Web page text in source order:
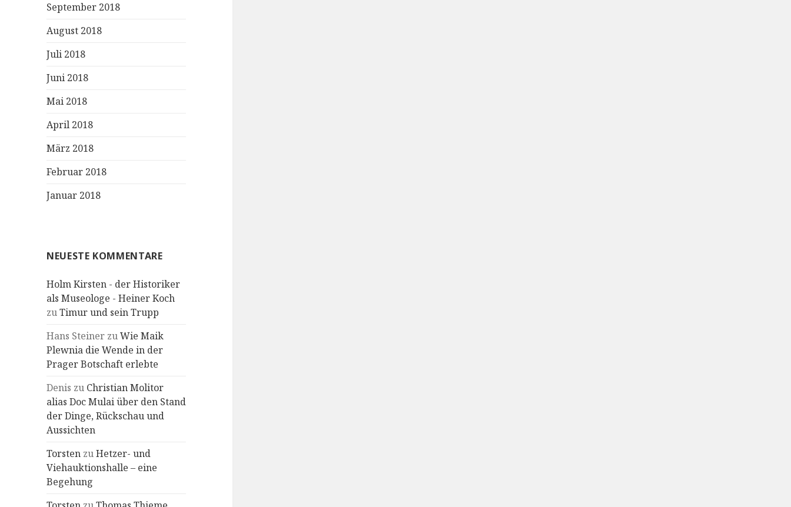
September 2018
August 2018
Juli 2018
Juni 2018
Mai 2018
April 2018
März 2018
Februar 2018
Januar 2018
NEUESTE KOMMENTARE
Holm Kirsten - der Historiker
als Museologe - Heiner Koch
zuTimur und sein Trupp
Hans Steiner zuWie Maik
Plewnia die Wende in der
Prager Botschaft erlebte
Denis zu Christian Molitor
alias Doc Mulai über den Stand
der Dinge, Rückschau und
Aussichten
Torsten zuHetzer- und
Viehauktionshalle – eine
Begehung